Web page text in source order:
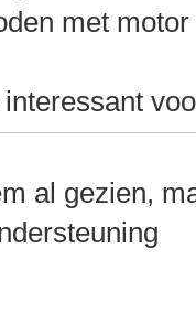
met
al gezien,